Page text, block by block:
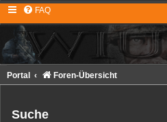
FAQ
Portal Foren-Übersicht
Suche